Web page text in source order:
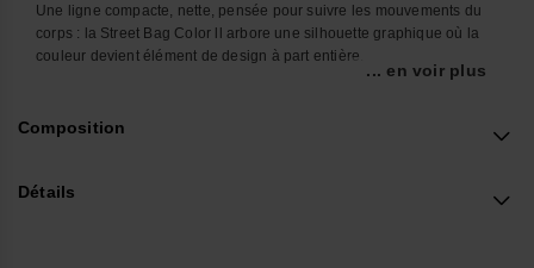
Une ligne compacte, nette, pensée pour suivre les mouvements du
corps : la Street Bag Color ll arbore une silhouette graphique où la
couleur devient élément de design à part entière.
des accessoires urbains minimalistes, avec juste ce qu’il faut de
... en voir plus
Composition
Détails